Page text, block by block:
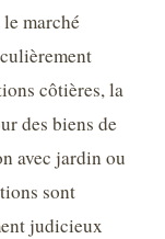
marché
côtières, la
des biens de
avec jardin ou
sont
judicieux